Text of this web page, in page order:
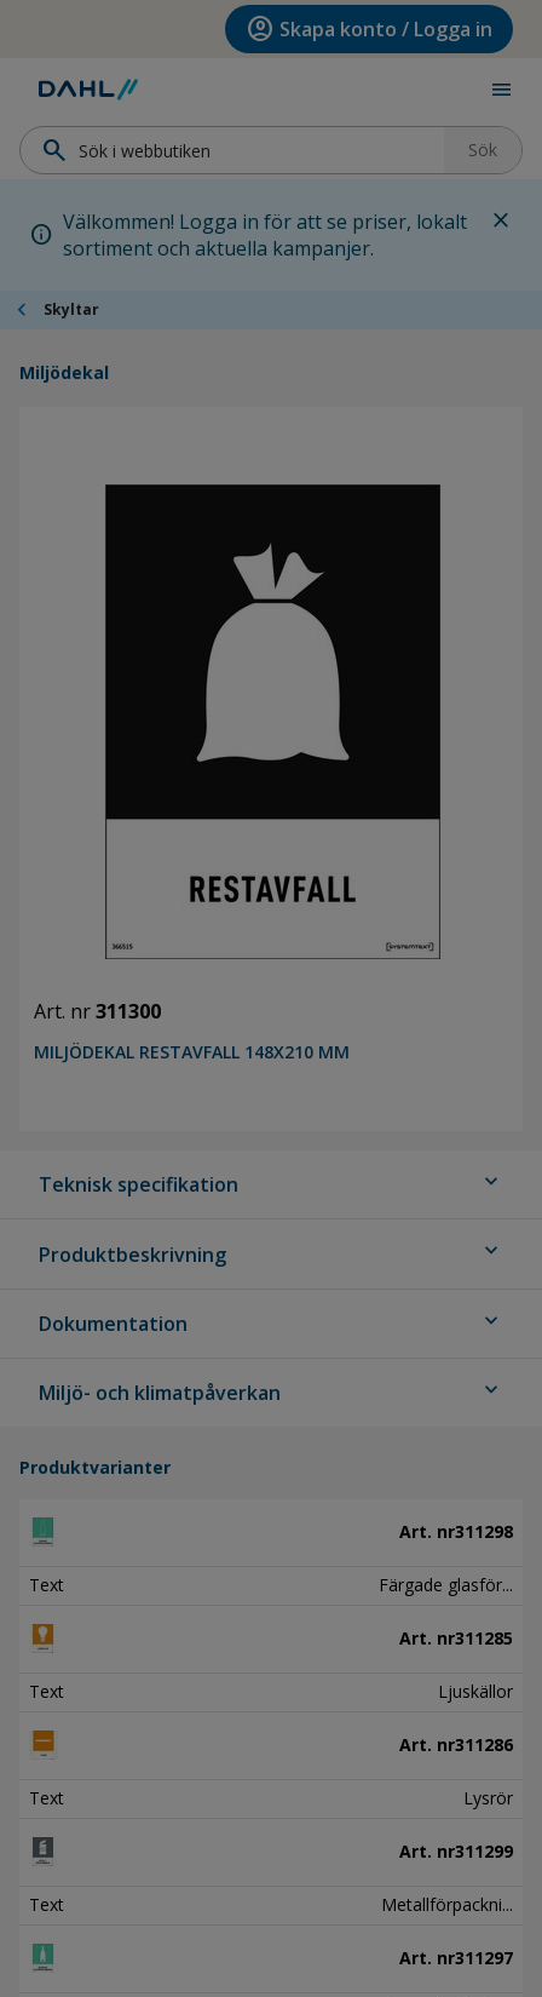
Hoppa till huvudinnehållet account_circle Skapa konto / Logga in
menu
search Sök
info Välkommen! Logga in för att se priser, lokalt
sortiment och aktuella kampanjer.
close
chevron_left Skyltar
Miljödekal
Art. nr311300
MILJÖDEKAL RESTAVFALL 148X210 MM
Teknisk specifikation expand_more
Produktbeskrivning expand_more
Dokumentation expand_more
Miljö- och klimatpåverkan expand_more
Produktvarianter
Art. nr311298
Text Färgade glasför...
Art. nr311285
Text Ljuskällor
Art. nr311286
Text Lysrör
Art. nr311299
Text Metallförpackni...
Art. nr311297